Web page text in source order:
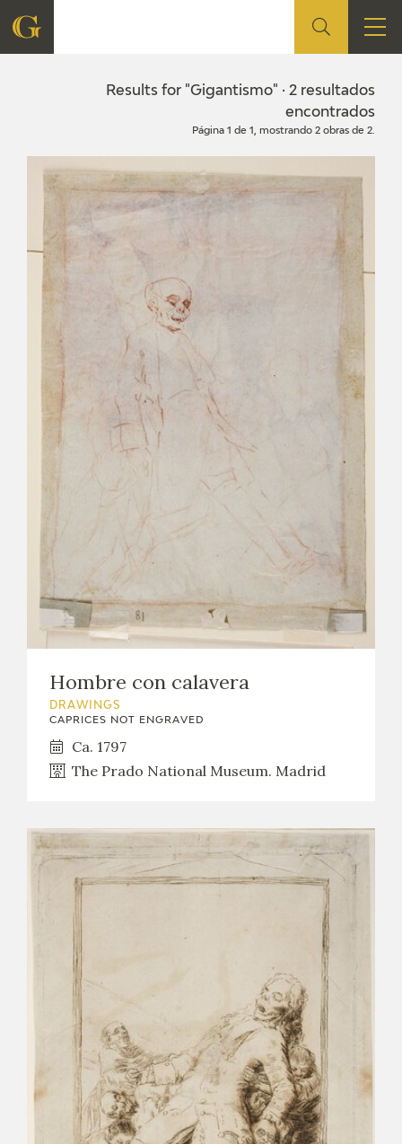
CIDG
EXPOSICIONES
FRANCISCO DE GOYA
CATÁLOGO
PREMIO ARAGÓN GOYA
EDICIONES
PUBLICACIONES
Results for "Gigantismo" · 2 resultados
encontrados
Página 1 de 1, mostrando 2 obras de 2.
Hombre con calavera
DRAWINGS
CAPRICES NOT ENGRAVED
Ca. 1797
The Prado National Museum. Madrid